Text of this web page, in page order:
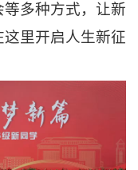
多种方式，让新
里开启人生新征